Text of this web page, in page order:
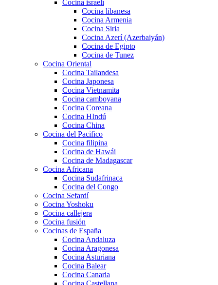
Cocina israelí
Cocina libanesa
Cocina Armenia
Cocina Siria
Cocina Azerí (Azerbaiyán)
Cocina de Egipto
Cocina de Tunez
Cocina Oriental
Cocina Tailandesa
Cocina Japonesa
Cocina Vietnamita
Cocina camboyana
Cocina Coreana
Cocina HIndú
Cocina China
Cocina del Pacifico
Cocina filipina
Cocina de Hawái
Cocina de Madagascar
Cocina Africana
Cocina Sudafrinaca
Cocina del Congo
Cocina Sefardí
Cocina Yoshoku
Cocina callejera
Cocina fusión
Cocinas de España
Cocina Andaluza
Cocina Aragonesa
Cocina Asturiana
Cocina Balear
Cocina Canaria
Cocina Castellana